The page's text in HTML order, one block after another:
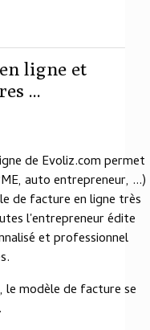
ligne et
...
de Evoliz.com permet
auto entrepreneur, ...)
de facture en ligne très
l'entrepreneur édite
et professionnel
modèle de facture se